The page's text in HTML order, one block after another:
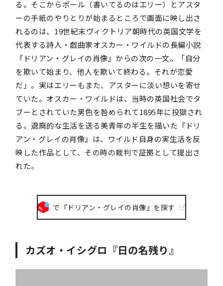
る。そこからポール（書いてるのはエリー）とアスタ
ーの手紙のやりとりが始まるところで画面に映し出さ
れるのは、19世紀末ヴィクトリア朝時代の英国文学を
代表する詩人・戯曲家オスカー・ワイルドの長編小説
『ドリアン・グレイの肖像』からの次の一文。「自分
を欺いて始まり、他人を欺いて終わる。それが恋愛
だ」。実はエリーもまた、アスターに淡い想いを寄せ
ていた。オスカー・ワイルドは、当時の英国社会でタ
ブーとされていた男色を咎められて1895年に投獄され
る。退廃的な生活を送る美青年の半生を描いた『ドリ
アン・グレイの肖像』は、ワイルド自身の実生活を反
映した作品として、その時の裁判で証拠として提出さ
れた。
で『ドリアン・グレイの肖像』を探す
カズオ・イシグロ『日の名残り』